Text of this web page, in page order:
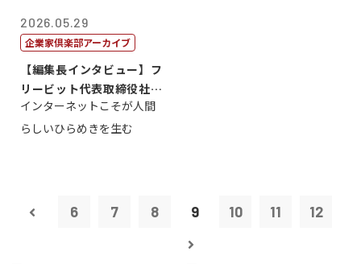
2026.05.29
企業家倶楽部アーカイブ
【編集長インタビュー】フ
リービット代表取締役社長
ＣＥＯ 石田...
インターネットこそが人間
らしいひらめきを生む
6 7 8 9 10 11 12